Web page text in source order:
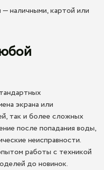
наличными, картой или
экрана или
так и более сложных
после попадания воды,
неисправности.
работы с техникой
до новинок.